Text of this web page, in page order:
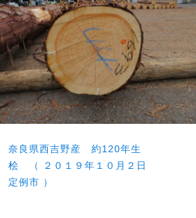
奈良県西吉野産 約120年生
桧 （ ２０１９年１０月２日
定例市 ）